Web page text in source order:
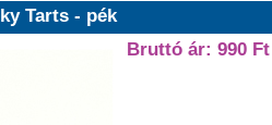
Tarts - pék
Bruttó ár: 990 Ft